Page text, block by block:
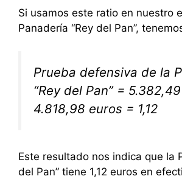
Si usamos este ratio en nuestro
Panadería “Rey del Pan”,
Prueba defensiva de la
“Rey del Pan” =
4.818,98 euros = 1,12
Este resultado nos indica que la
del Pan” tiene 1,12 euros en